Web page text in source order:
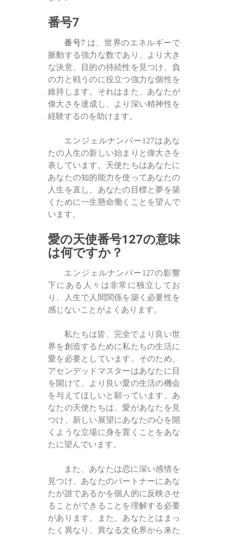
番号7
番号7 は、世界のエネルギーで
脈動する強力な数であり、より大き
な決意、目的の持続性を見つけ、負
の力と戦うのに役立つ強力な個性を
維持します。それはまた、あなたが
偉大さを達成し、より深い精神性を
経験するのを助けます。
エンジェルナンバー127はあな
たの人生の新しい始まりと偉大さを
表しています。天使たちはあなたに
あなたの知的能力を使ってあなたの
人生を直し、あなたの目標と夢を築
くために一生懸命働くことを望んで
います。
愛の天使番号127の意味
は何ですか？
エンジェルナンバー127の影響
下にある人々は非常に独立してお
り、人生で人間関係を築く必要性を
感じないことがよくあります。
私たちは皆、完全でより良い世
界を創造するために私たちの生活に
愛を必要としています。そのため、
アセンデッドマスターはあなたに目
を開けて、より良い愛の生活の機会
を与えてほしいと願っています。あ
なたの天使たちは、愛があなたを見
つけ、新しい展望にあなたの心を開
くような立場に身を置くことをあな
たに望んでいます。
また、あなたは恋に深い感情を
見つけ、あなたのパートナーにあな
たが誰であるかを個人的に反映させ
ることができることを理解する必要
があります。また、あなたとはまっ
たく異なり、異なる文化界から来た